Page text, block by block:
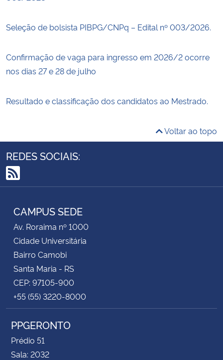
Seleção de bolsista PIBPG/CNPq – Edital nº 003/2026.
Confirmação de vaga para ingresso em 2026/2 ocorre
nos dias 27 e 28 de julho
Resultado e classificação dos candidatos ao Mestrado.
Voltar ao topo
REDES SOCIAIS:
RSS
CAMPUS SEDE
Av. Roraima nº 1000
Cidade Universitária
Bairro Camobi
Santa Maria - RS
CEP: 97105-900
+55 (55) 3220-8000
PPGERONTO
Prédio 51
Sala: 2032